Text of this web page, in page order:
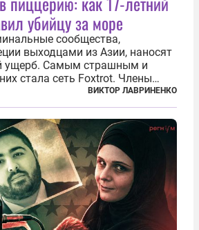
убийцу за море
сообщества,
выходцами из Азии, наносят
ущерб. Самым страшным и
стала сеть Foxtrot. Члены
убивают и грабят шведов,
наркотики, но и совершают
страшное — массово...
ВИКТОР ЛАВРИНЕНКО